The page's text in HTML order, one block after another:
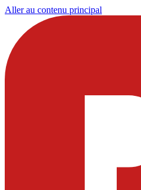
Aller au contenu principal